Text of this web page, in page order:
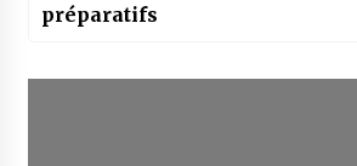
préparatifs